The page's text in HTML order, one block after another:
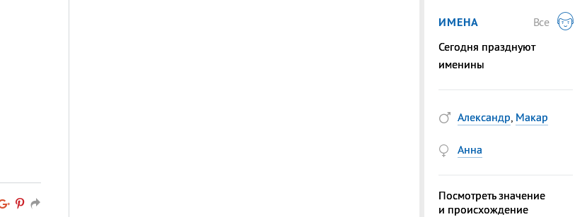
ИМЕНА
Все
Сегодня празднуют
именины
Александр, Макар
Анна
Посмотреть значение
и происхождение